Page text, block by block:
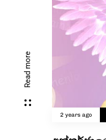
Read more
2 years ago